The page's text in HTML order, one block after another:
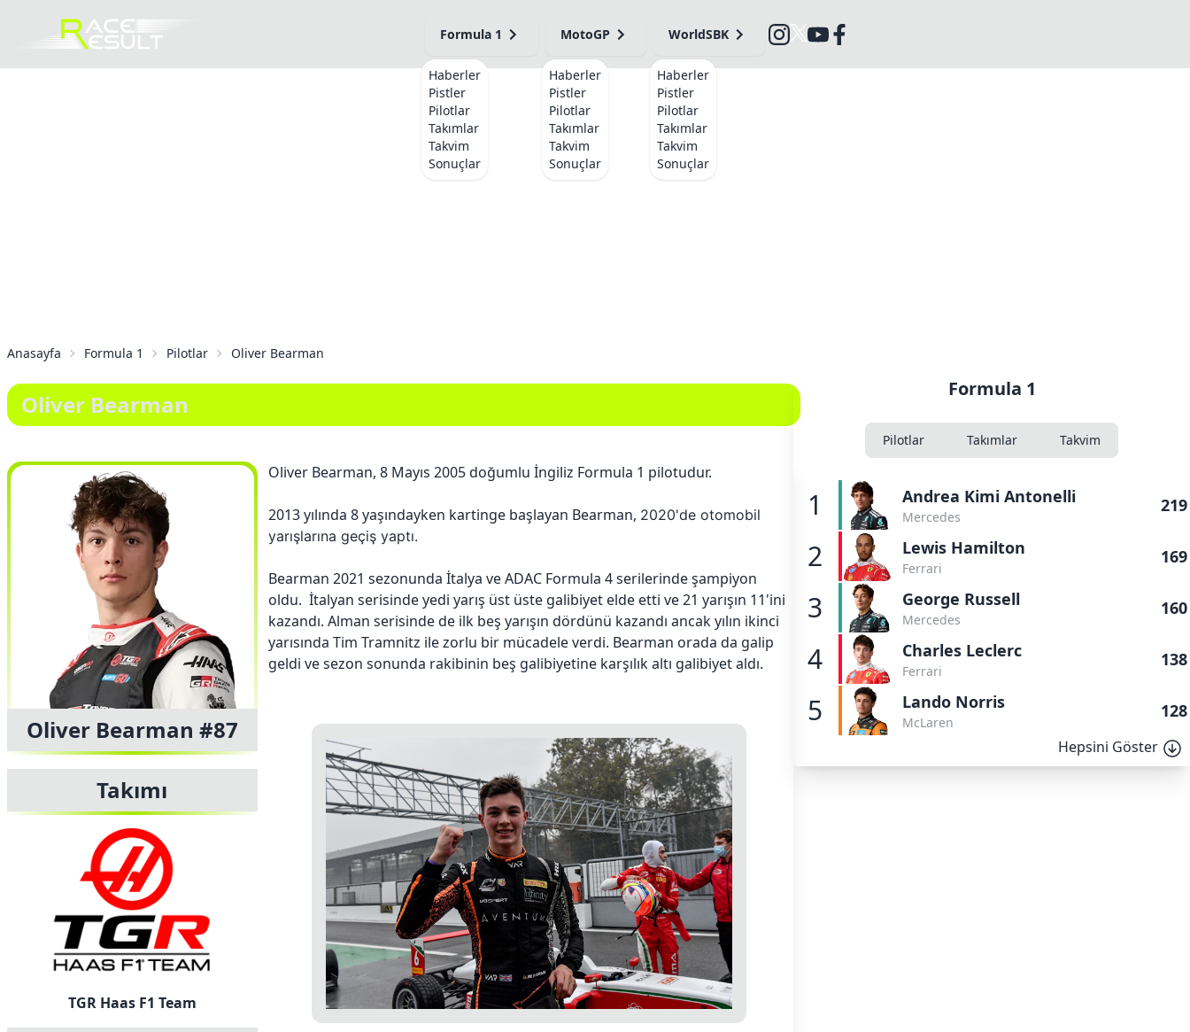
Formula 1
Haberler
Pistler
Pilotlar
Takımlar
Takvim
Sonuçlar
MotoGP
Haberler
Pistler
Pilotlar
Takımlar
Takvim
Sonuçlar
WorldSBK
Haberler
Pistler
Pilotlar
Takımlar
Takvim
Sonuçlar
Anasayfa Formula 1 Pilotlar Oliver Bearman
Oliver Bearman
Oliver Bearman #87
Takımı
TGR Haas F1 Team
Oliver Bearman, 8 Mayıs 2005 doğumlu İngiliz Formula 1 pilotudur.
2013 yılında 8 yaşındayken kartinge başlayan Bearman, 2020'de otomobil
yarışlarına geçiş yaptı.
Bearman 2021 sezonunda İtalya ve ADAC Formula 4 serilerinde şampiyon
oldu. İtalyan serisinde yedi yarış üst üste galibiyet elde etti ve 21 yarışın 11'ini
kazandı. Alman serisinde de ilk beş yarışın dördünü kazandı ancak yılın ikinci
yarısında Tim Tramnitz ile zorlu bir mücadele verdi. Bearman orada da galip
geldi ve sezon sonunda rakibinin beş galibiyetine karşılık altı galibiyet aldı.
Formula 1
Pilotlar Takımlar Takvim
1 Andrea Kimi Antonelli
Mercedes
219
2 Lewis Hamilton
Ferrari
169
3 George Russell
Mercedes
160
4 Charles Leclerc
Ferrari
138
5 Lando Norris
McLaren
128
Hepsini Göster